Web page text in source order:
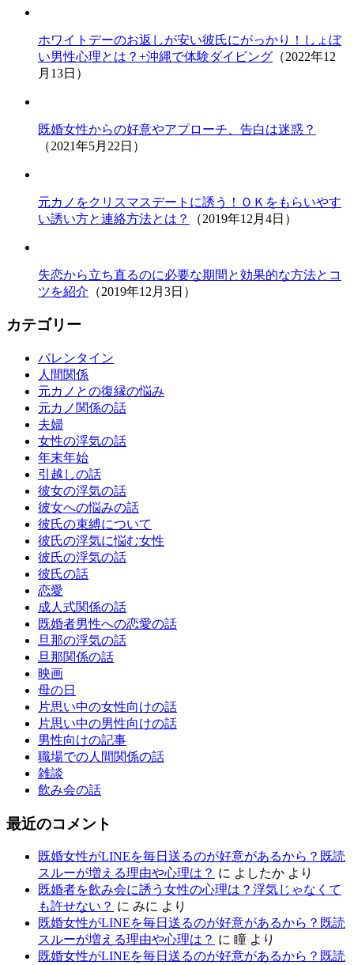
ホワイトデーのお返しが安い彼氏にがっかり！しょぼ
い男性心理とは？+沖縄で体験ダイビング （2022年12
月13日）
既婚女性からの好意やアプローチ、告白は迷惑？
（2021年5月22日）
元カノをクリスマスデートに誘う！ＯＫをもらいやす
い誘い方と連絡方法とは？
（2019年12月4日）
失恋から立ち直るのに必要な期間と効果的な方法とコ
ツを紹介 （2019年12月3日）
カテゴリー
バレンタイン
人間関係
元カノとの復縁の悩み
元カノ関係の話
夫婦
女性の浮気の話
年末年始
引越しの話
彼女の浮気の話
彼女への悩みの話
彼氏の束縛について
彼氏の浮気に悩む女性
彼氏の浮気の話
彼氏の話
恋愛
成人式関係の話
既婚者男性への恋愛の話
旦那の浮気の話
旦那関係の話
映画
母の日
片思い中の女性向けの話
片思い中の男性向けの話
男性向けの記事
職場での人間関係の話
雑談
飲み会の話
最近のコメント
既婚女性がLINEを毎日送るのが好意があるから？既読
スルーが増える理由や心理は？ に よしたか より
既婚者を飲み会に誘う女性の心理は？浮気じゃなくて
も許せない？ に みに より
既婚女性がLINEを毎日送るのが好意があるから？既読
スルーが増える理由や心理は？ に 瞳 より
既婚女性がLINEを毎日送るのが好意があるから？既読